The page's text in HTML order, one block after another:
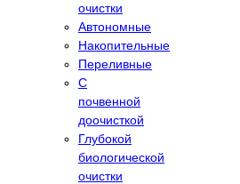
очистки
Автономные
Накопительные
Переливные
С
почвенной
доочисткой
Глубокой
биологической
очистки